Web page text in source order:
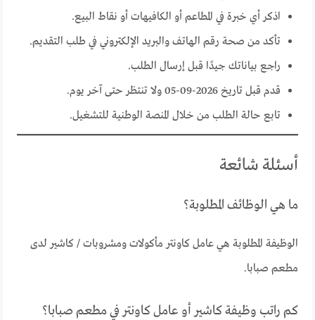
اذكر أي خبرة في المطاعم أو الكافيهات أو نقاط البيع.
تأكد من صحة رقم الهاتف والبريد الإلكتروني في طلب التقديم.
راجع بياناتك جيدًا قبل إرسال الطلب.
قدم قبل تاريخ 2026-09-05 ولا تنتظر حتى آخر يوم.
تابع حالة الطلب من خلال المنصة الوطنية للتشغيل.
أسئلة شائعة
ما هي الوظائف المطلوبة؟
الوظيفة المطلوبة هي عامل كاونتر مأكولات ومشروبات / كاشير لدى
مطعم صبابا.
كم راتب وظيفة كاشير أو عامل كاونتر في مطعم صبابا؟